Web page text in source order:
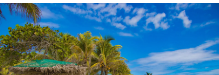
Globales Onboarding und Verwalten von
Freelancer:innen
PEO
Auslagern von komplexen HR-Aufgaben
WACHSTUMSPHASE
Startups
Agile HR- und Payroll-Lösungen für wachsende
Unternehmen
Gesamtbeschäftigungskosten
Honorarzahlungen berechnen
Informationen zu möglichen Währungen und
Abwicklungsfristen für globale Freelancer:innen
Nederlands
Français
Deutsch
Anmelden